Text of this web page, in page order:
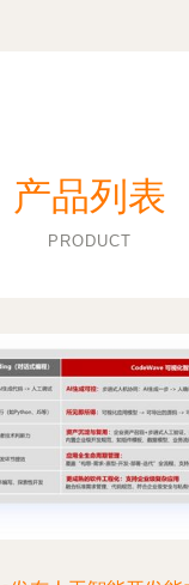
产品列表
PRODUCT